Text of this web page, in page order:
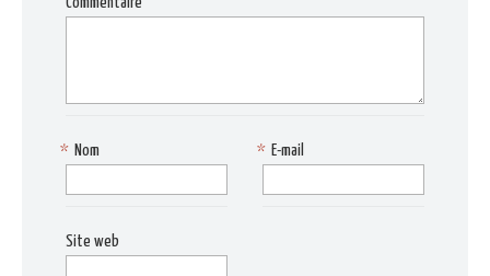
Nom
* E-mail
*
Site web